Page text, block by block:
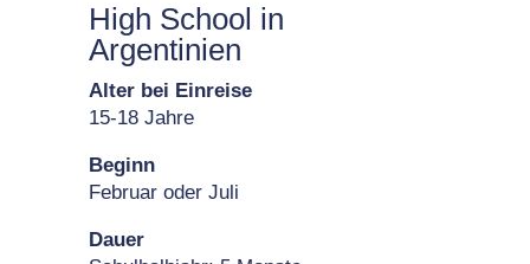
High School in
Argentinien
Alter bei Einreise
15-18 Jahre
Beginn
Februar oder Juli
Dauer